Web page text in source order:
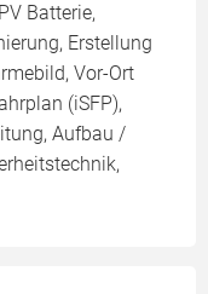
Batterie,
Erstellung
Vor-Ort
(iSFP),
Aufbau /